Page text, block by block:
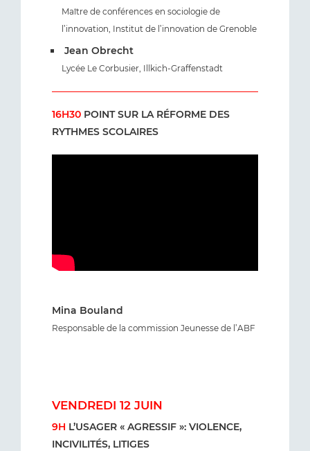
Maître de conférences en sociologie de
l’innovation, Institut de l’innovation de Grenoble
Jean Obrecht
Lycée Le Corbusier, Illkich-Graffenstadt
16H30 POINT SUR LA RÉFORME DES
RYTHMES SCOLAIRES
Mina Bouland
Responsable de la commission Jeunesse de l’ABF
VENDREDI 12 JUIN
9H L’USAGER « AGRESSIF »: VIOLENCE,
INCIVILITÉS, LITIGES